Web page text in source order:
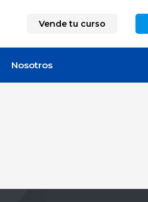
Vende tu curso
Nosotros